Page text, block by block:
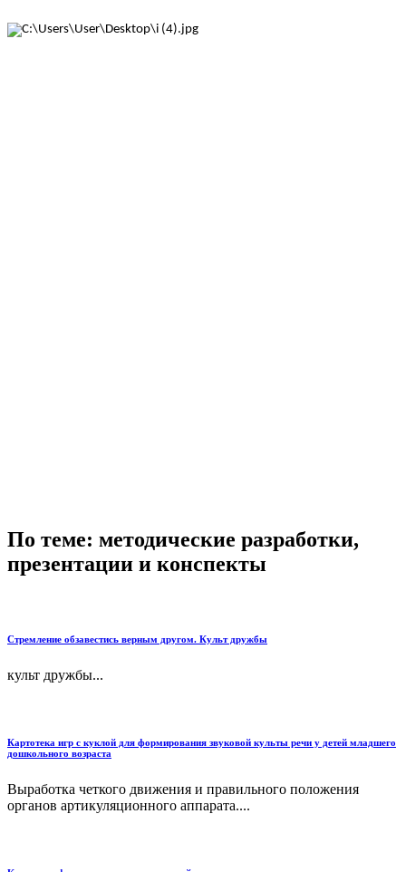
По теме: методические разработки,
презентации и конспекты
Стремление обзавестись верным другом. Культ дружбы
культ дружбы...
Картотека игр с куклой для формирования звуковой культы речи у детей младшего
дошкольного возраста
Выработка четкого движения и правильного положения
органов артикуляционного аппарата....